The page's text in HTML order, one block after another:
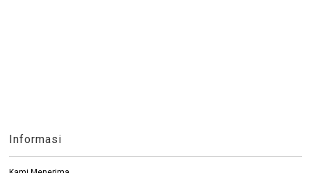
Informasi